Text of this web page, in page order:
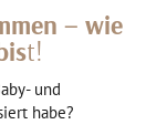
– wie
t!
und
habe?